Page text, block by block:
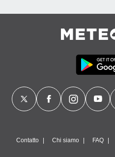
Contatto Chi siamo FAQ